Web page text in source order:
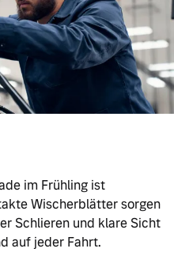
im Frühling ist
Wischerblätter sorgen
Schlieren und klare Sicht
auf jeder Fahrt.